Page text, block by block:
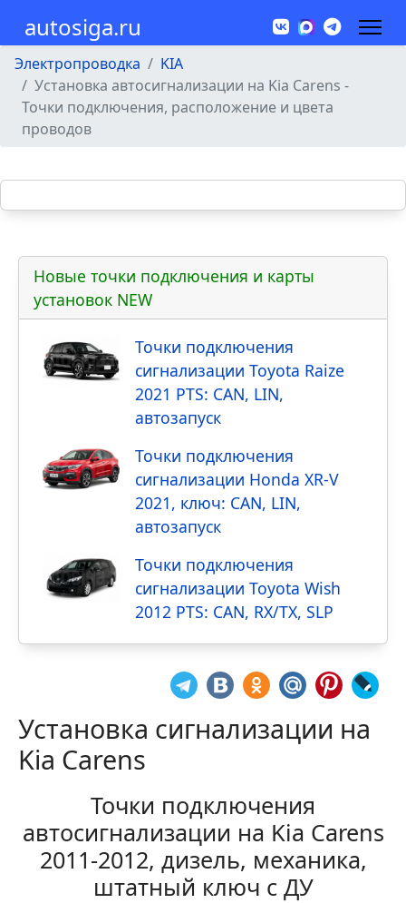
autosiga.ru
Электропроводка
KIA
Установка автосигнализации на Kia Carens -
Точки подключения, расположение и цвета
проводов
Новые точки подключения и карты
установок NEW
Точки подключения
сигнализации Toyota Raize
2021 PTS: CAN, LIN,
автозапуск
Точки подключения
сигнализации Honda XR-V
2021, ключ: CAN, LIN,
автозапуск
Точки подключения
сигнализации Toyota Wish
2012 PTS: CAN, RX/TX, SLP
Установка сигнализации на
Kia Carens
Точки подключения
автосигнализации на Kia Carens
2011-2012, дизель, механика,
штатный ключ с ДУ